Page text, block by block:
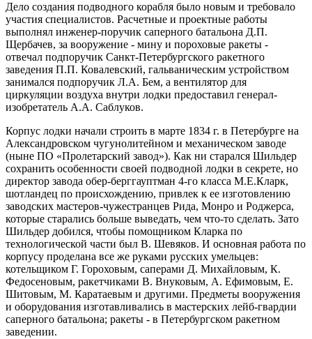
Дело создания подводного корабля было новым и требовало
участия специалистов. Расчетные и проектные работы
выполнял инженер-поручик саперного батальона Д.П.
Щербачев, за вооружение - мину и пороховые ракеты -
отвечал подпоручик Санкт-Петербургского ракетного
заведения П.П. Ковалевский, гальваническим устройством
занимался подпоручик Л.А. Бем, а вентилятор для
циркуляции воздуха внутри лодки предоставил генерал-
изобретатель А.А. Саблуков.
Корпус лодки начали строить в марте 1834 г. в Петербурге на
Александровском чугунолитейном и механическом заводе
(ныне ПО «Пролетарский завод»). Как ни старался Шильдер
сохранить особенности своей подводной лодки в секрете, но
директор завода обер-берггауптман 4-го класса М.Е.Кларк,
шотландец по происхождению, привлек к ее изготовлению
заводских мастеров-чужестранцев Рида, Монро и Роджерса,
которые старались больше выведать, чем что-то сделать. Зато
Шильдер добился, чтобы помощником Кларка по
технологической части был В. Шевяков. И основная работа по
корпусу проделана все же руками русских умельцев:
котельщиком Г. Гороховым, саперами Д. Михайловым, К.
Федосеновым, ракетчиками В. Внуковым, А. Ефимовым, Е.
Шитовым, М. Каратаевым и другими. Предметы вооружения
и оборудования изготавливались в мастерских лейб-гвардии
саперного батальона; ракеты - в Петербургском ракетном
заведении.